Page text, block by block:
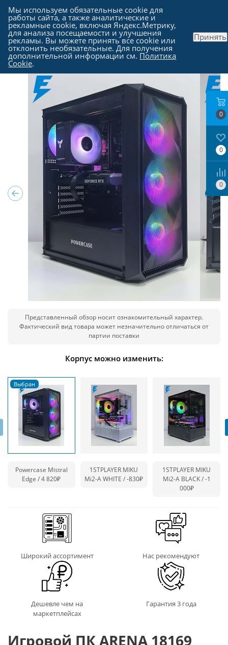
Каталог - Компьютеры в Москве
Представленный обзор носит ознакомительный характер.
Фактический вид товара может незначительно отличаться от
партии поставки
Корпус можно изменить:
Powercase Mistral
Edge / 4 820₽
1STPLAYER MIKU
Mi2-A WHITE /-830₽
1STPLAYER MIKU
Mi2-A BLACK /-1
000₽
Широкий ассортимент Нас рекомендуют
Дешевле чем на
маркетплейсах
Гарантия 3 года
Игровой ПК ARENA 18169
0
0
0
Мы используем обязательные cookie для
работы сайта, а также аналитические и
рекламные cookie, включая Яндекс.Метрику,
для анализа посещаемости и улучшения
рекламы. Вы можете принять все cookie или
отклонить необязательные. Для получения
дополнительной информации см. Политика
Cookie.
Принять